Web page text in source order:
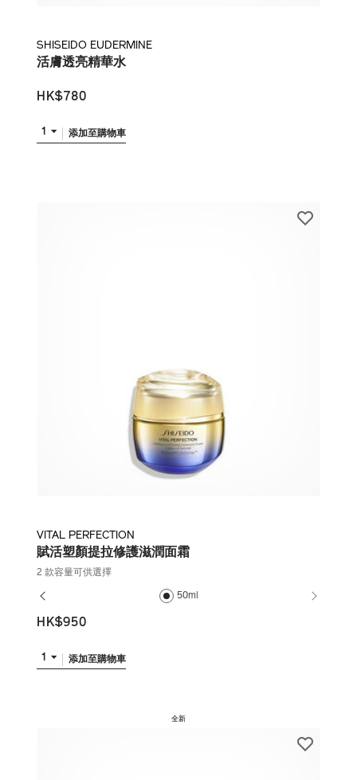
SHISEIDO EUDERMINE
活膚透亮精華水
HK$780
1 添加至購物車
VITAL PERFECTION
賦活塑顏提拉修護滋潤面霜
2 款容量可供選擇
50ml
HK$950
1 添加至購物車
全新